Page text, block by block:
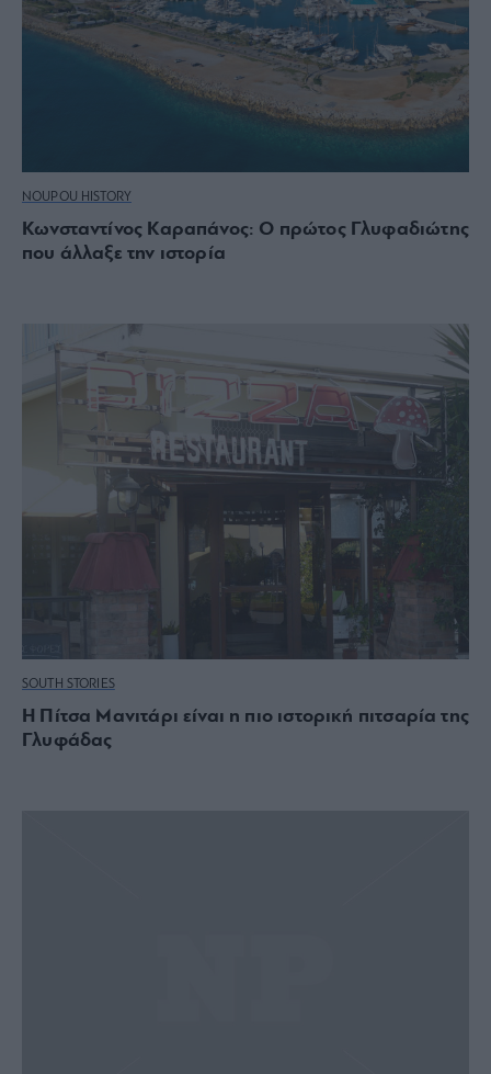
NOUPOU HISTORY
Κωνσταντίνος Καραπάνος: Ο πρώτος Γλυφαδιώτης
που άλλαξε την ιστορία
SOUTH STORIES
Η Πίτσα Μανιτάρι είναι η πιο ιστορική πιτσαρία της
Γλυφάδας